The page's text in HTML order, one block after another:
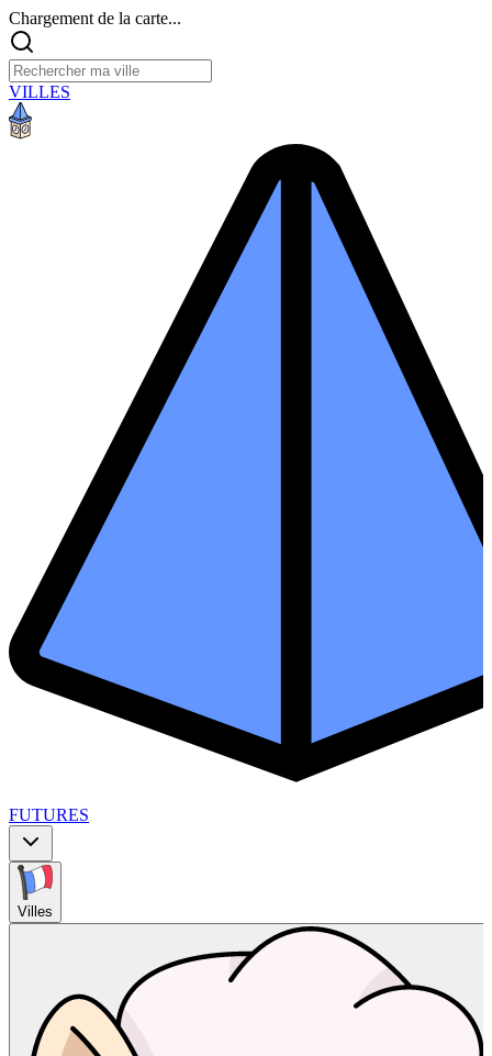
Chargement de la carte...
VILLES
FUTURES
Villes